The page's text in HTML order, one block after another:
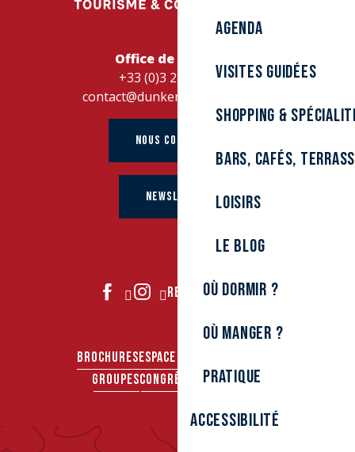
Agenda
Visites guidées
Shopping &
Bars, cafés,
Loisirs
Le Blog
Où dormir ?
Où manger ?
Pratique
Accessibilité
Office de Tourisme
+33 (0)3 28 26 27 28
contact@dunkerque-tourisme.fr
NOUS CONTACTER
NEWSLETTER
REJOIGNEZ-NOUS
BROCHURESESPACE PRO
GROUPESCONGRÈS & SÉMINAIRES